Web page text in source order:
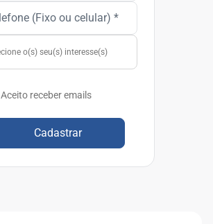
Aceito receber emails
Cadastrar